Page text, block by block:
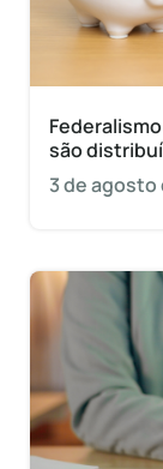
são
3 de agosto